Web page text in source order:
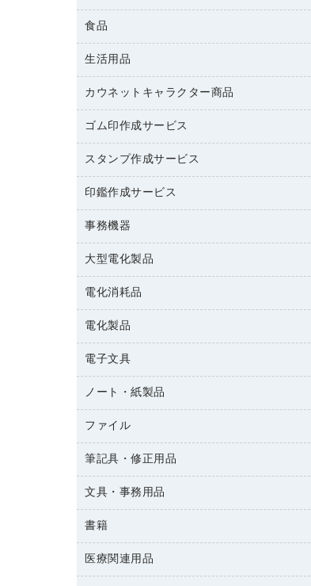
ＬＡＮケーブル
ＨＤＤ／ＳＳＤ
ディスプレイモニター
アウター
防災用備蓄食品・飲料
台車・脚立
倉庫収納用品
作業用雑貨
梱包用品
梱包用テープ
園芸用品
ペット用品
緑茶飲料
茶葉・インスタント
紅茶・バラエティ飲料
レギュラーコーヒー
ミルク・シュガー
ソフトドリンク
コーヒーメーカー・備品
インスタントコーヒー
食品
食品
生活用品
浴室用品
台所用洗剤
掃除用品
掃除用洗剤
洗濯用品
消臭・芳香剤
殺虫剤
飲食用消耗品
ハンドソープ・石鹸
トイレ用品
トイレ用洗剤
ティッシュペーパー
ダストボックス
タオル・アメニティ用品
スリッパ・サンダル・シューズ
カウネットキャラクター商品
カウネットキャラクター商品
ゴム印作成サービス
ゴム印作成サービス
ゴム印（一行印）作成サービス
ゴム印（フリーサイズ印）作成サービス
スタンプ作成サービス
シヤチハタスタンプ作成サービス
カウネットスタンプ作成サービス
印鑑作成サービス
印鑑作成サービス
事務機器
大型シュレッダー（共配）
レーザーポインター
ラミネートフィルム
ラミネータ
タイムレコーダー
シュレッダ
ＯＨＰ用品
大型電化製品
冷蔵庫・キッチン・調理家電
テレビ・ＡＶ機器
電化消耗品
電球・蛍光灯
乾電池・充電池
フィルム・カメラ用品
デスクライト
アルバム
懐中電灯・ライト
電化製品
掃除機・クリーナー
空調・季節家電
その他電化製品
キッチン・調理家電
ＯＡタップ／延長コード
電子文具
電卓
ラベルテープ
その他電子文具
ノート・紙製品
封筒
伝票
典礼用品
帳簿
額縁
ファイル
名刺整理用品
板目表紙・綴込表紙
背幅が伸びるファイル
統一伝票用ファイル
収納保存用品
筆記具・修正用品
万年筆
消しゴム
修正液・修正ペン
文具・事務用品
輪ゴム
両面テープ
名札
書籍
雑誌
医療関連用品